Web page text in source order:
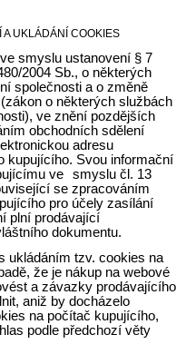
UKLÁDÁNÍ COOKIES
smyslu ustanovení § 7
2004 Sb., o některých
společnosti a o změně
o některých službách
ve znění pozdějších
obchodních sdělení
adresu
kupujícího. Svou informační
ve
smyslu čl. 13
se zpracováním
pro účely zasílání
plní prodávající
dokumentu.
ukládáním tzv. cookies na
že je nákup na webové
a závazky prodávajícího
aniž by docházelo
na počítač kupujícího,
podle předchozí věty